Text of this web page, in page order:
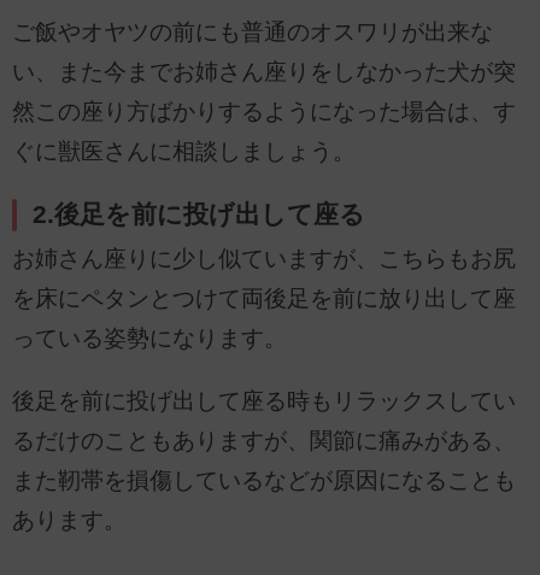
ご飯やオヤツの前にも普通のオスワリが出来な
い、また今までお姉さん座りをしなかった犬が突
然この座り方ばかりするようになった場合は、す
ぐに獣医さんに相談しましょう。
2.後足を前に投げ出して座る
お姉さん座りに少し似ていますが、こちらもお尻
を床にペタンとつけて両後足を前に放り出して座
っている姿勢になります。
後足を前に投げ出して座る時もリラックスしてい
るだけのこともありますが、関節に痛みがある、
また靭帯を損傷しているなどが原因になることも
あります。